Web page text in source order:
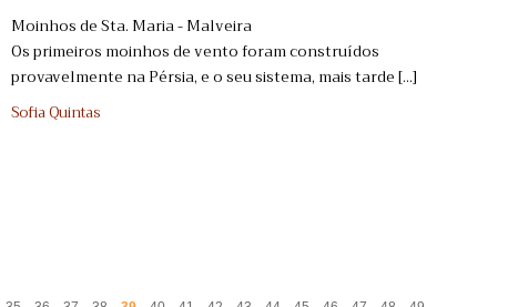
Moinhos de Sta. Maria - Malveira
Os primeiros moinhos de vento foram construídos
provavelmente na Pérsia, e o seu sistema, mais tarde [...]
Sofia Quintas